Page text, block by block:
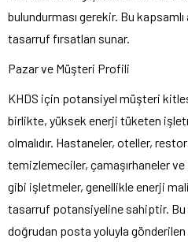
bulundurması gerekir. Bu
tasarruf fırsatları sunar.
Pazar ve Müşteri Profili
KHDS için potansiyel müşteri
birlikte, yüksek enerji tüketen
olmalıdır. Hastaneler, oteller,
temizlemeciler, çamaşırhaneler
gibi işletmeler, genellikle enerji
tasarruf potansiyeline sahiptir.
doğrudan posta yoluyla gönderilen